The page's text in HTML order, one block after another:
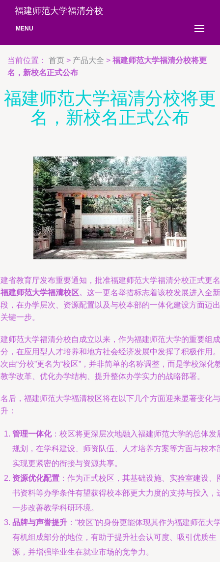
福建师范大学福清分校
MENU
当前位置： 首页 > 产品大全 > 福建师范大学福清分校将更
名，新校名正式公布
福建师范大学福清分校将更
名，新校名正式公布
省教育厅发布重要通知，批准福建师范大学福清分校正式更名
福建师范大学福清校区。这一更名举措标志着该校发展进入全新
，在办学层次、资源配置以及与校本部的一体化建设方面迈出
键一步。
师范大学福清分校自成立以来，作为福建师范大学的重要组成
，在应用型人才培养和地方社会经济发展中发挥了积极作用。
由“分校”更名为“校区”，并非简单的名称调整，而是学校深化
学改革、优化办学结构、提升整体办学实力的战略部署。
后，福建师范大学福清校区将在以下几个方面迎来显著变化与
：
管理一体化：校区将更深层次地融入福建师范大学的总体发
规划，在学科建设、师资队伍、人才培养方案等方面与校本
实现更紧密的衔接与资源共享。
资源优化配置 ：作为正式校区，其基础设施、实验室建设、
书资料等办学条件有望获得校本部更大力度的支持与投入，
一步改善教学科研环境。
品牌与声誉提升 ：“校区”的身份更能体现其作为福建师范大
有机组成部分的地位，有助于提升社会认可度、吸引优质生
源，并增强毕业生在就业市场的竞争力。